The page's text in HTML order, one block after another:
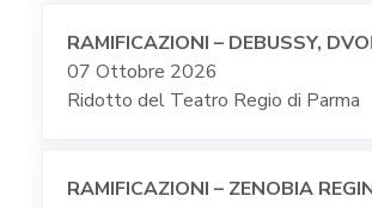
RAMIFICAZIONI – DEBUSSY,
07 Ottobre 2026
Ridotto del Teatro Regio di Parma
RAMIFICAZIONI – ZENOBIA